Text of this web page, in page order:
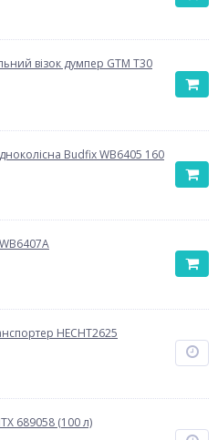
візок думпер GTM T30
Budfix WB6405 160
HECHT2625
689058 (100 л)